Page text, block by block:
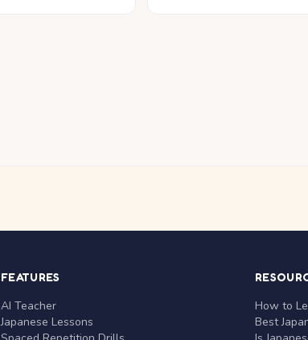
FEATURES
AI Teacher
Japanese Lessons
How to
Best